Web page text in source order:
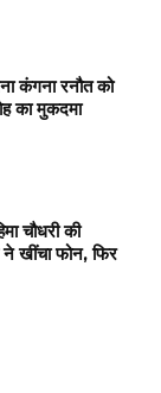
कंगना रनौत को
का मुकदमा
चौधरी की
खींचा फोन, फिर